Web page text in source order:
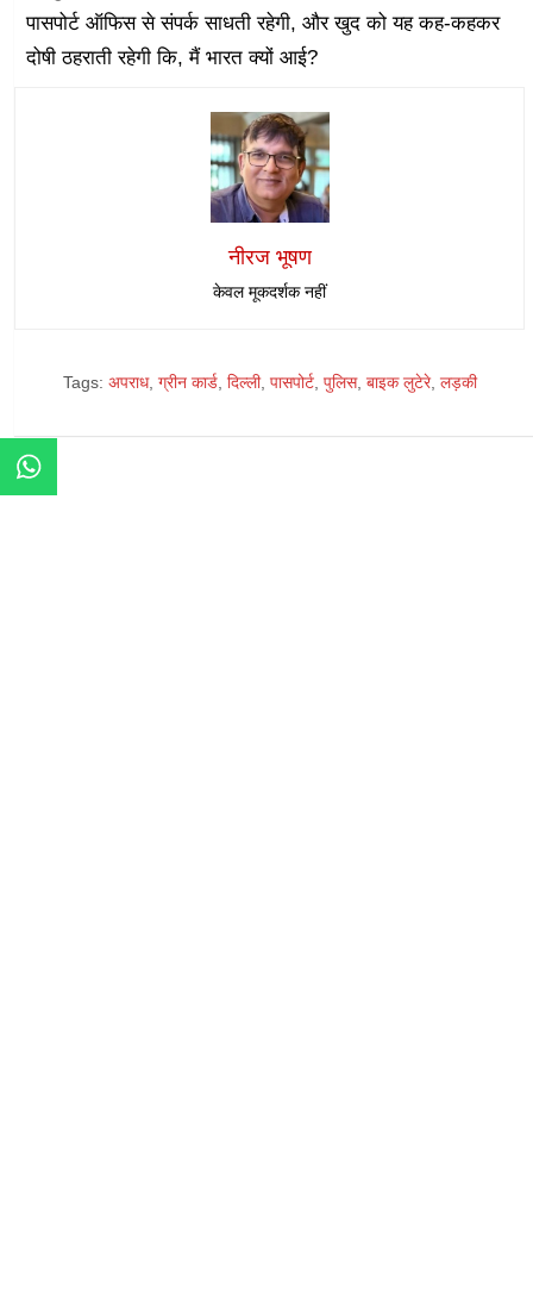
पासपोर्ट ऑफिस से संपर्क साधती रहेगी, और खुद को यह कह-कहकर
दोषी ठहराती रहेगी कि, मैं भारत क्यों आई?
नीरज भूषण
केवल मूकदर्शक नहीं
Tags: अपराध, ग्रीन कार्ड, दिल्ली, पासपोर्ट, पुलिस, बाइक लुटेरे, लड़की